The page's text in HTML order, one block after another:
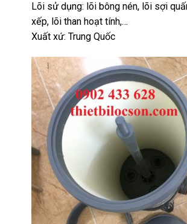
Lõi sử dụng: lõi bông nén, lõi sợi
xếp, lõi than hoạt tính,…
Xuất xứ: Trung Quốc